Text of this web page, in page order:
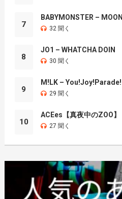
7
BABYMONSTER – MOON
32 聞く
8
JO1 – WHATCHA DOIN
30 聞く
9
M!LK – You!Joy!Parade!
29 聞く
10
ACEes【真夜中のZOO】
27 聞く